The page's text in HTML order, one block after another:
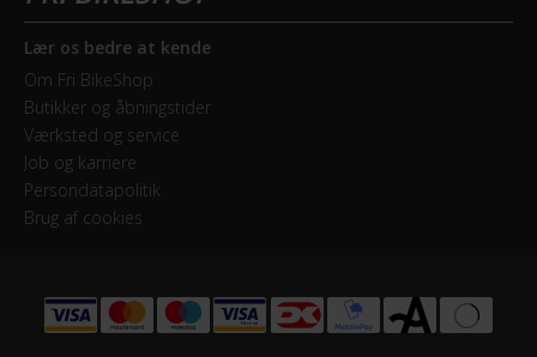
Lær os bedre at kende
Om Fri BikeShop
Butikker og åbningstider
Værksted og service
Job og karriere
Persondatapolitik
Brug af cookies